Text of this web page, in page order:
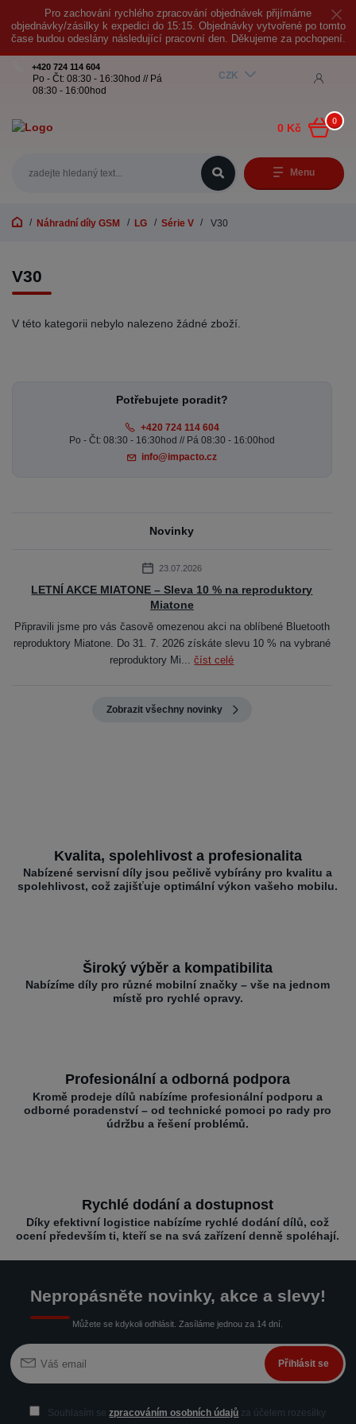
Pro zachování rychlého zpracování objednávek přijímáme
objednávky/zásilky k expedici do 15:15. Objednávky vytvořené po tomto
čase budou odeslány následující pracovní den. Děkujeme za pochopení.
Menu
CZK
+420 724 114 604
Po - Čt: 08:30 - 16:30hod // Pá
08:30 - 16:00hod
0
0 Kč
Náhradní díly GSM LG Série V V30
V30
V této kategorii nebylo nalezeno žádné zboží.
Potřebujete poradit?
+420 724 114 604
Po - Čt: 08:30 - 16:30hod // Pá 08:30 - 16:00hod
info@impacto.cz
Novinky
23.07.2026
LETNÍ AKCE MIATONE – Sleva 10 % na reproduktory
Miatone
Připravili jsme pro vás časově omezenou akci na oblíbené Bluetooth
reproduktory Miatone. Do 31. 7. 2026 získáte slevu 10 % na vybrané
reproduktory Mi...číst celé
Zobrazit všechny novinky
Kvalita, spolehlivost a profesionalita
Nabízené servisní díly jsou pečlivě vybírány pro kvalitu a
spolehlivost, což zajišťuje optimální výkon vašeho mobilu.
Široký výběr a kompatibilita
Nabízíme díly pro různé mobilní značky – vše na jednom
místě pro rychlé opravy.
Profesionální a odborná podpora
Kromě prodeje dílů nabízíme profesionální podporu a
odborné poradenství – od technické pomoci po rady pro
údržbu a řešení problémů.
Rychlé dodání a dostupnost
Díky efektivní logistice nabízíme rychlé dodání dílů, což
ocení především ti, kteří se na svá zařízení denně spoléhají.
Nepropásněte novinky, akce a slevy!
Můžete se kdykoli odhlásit. Zasíláme jednou za 14 dní.
Přihlásit se
Souhlasím sezpracováním osobních údajů za účelem rozesílky